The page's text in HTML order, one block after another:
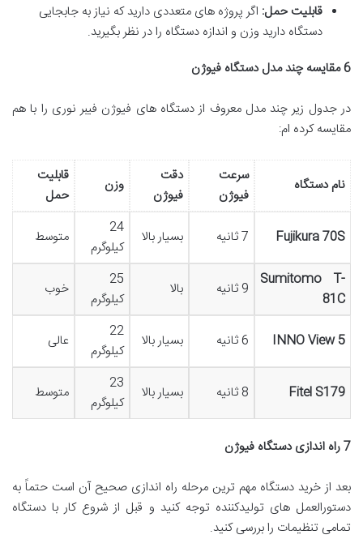
قابلیت حمل: اگر پروژه های متعددی دارید که نیاز به جابجایی
دستگاه دارید وزن و اندازه دستگاه را در نظر بگیرید.
6مقایسه چند مدل دستگاه فیوژن
در جدول زیر چند مدل معروف از دستگاه های فیوژن فیبر نوری را با هم
مقایسه کرده ام:
نام دستگاه
سرعت
فیوژن
دقت
فیوژن
وزن
قابلیت
حمل
Fujikura 70S 7 ثانیه بسیار بالا
24
کیلوگرم
متوسط
Sumitomo T-
81C
9 ثانیه بالا
25
کیلوگرم
خوب
INNO View 5 6 ثانیه بسیار بالا
22
کیلوگرم
عالی
Fitel S179 8 ثانیه بسیار بالا
23
کیلوگرم
متوسط
7راه اندازی دستگاه فیوژن
بعد از خرید دستگاه مهم ترین مرحله راه اندازی صحیح آن است حتماً به
دستورالعمل های تولیدکننده توجه کنید و قبل از شروع کار با دستگاه
تمامی تنظیمات را بررسی کنید.